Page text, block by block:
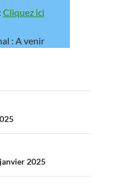
Cliquez ici
: A venir
2025